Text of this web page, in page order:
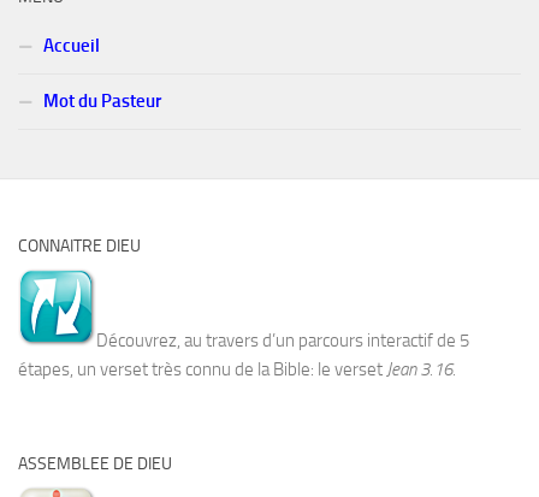
Accueil
Mot du Pasteur
CONNAITRE DIEU
Découvrez, au travers d’un parcours interactif de 5
étapes, un verset très connu de la Bible: le verset Jean 3.16.
ASSEMBLEE DE DIEU